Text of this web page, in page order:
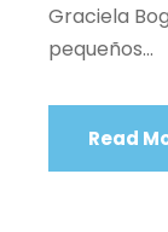
Graciela
pequeños...
Read